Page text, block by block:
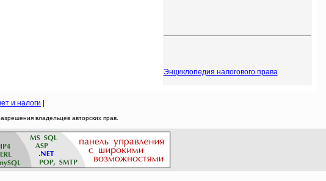
Энциклопедия налогового права
и налоги
владельцев авторских прав.